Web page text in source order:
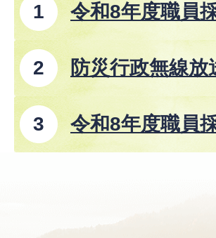
令和8年度職員
防災行政無線放
令和8年度職員